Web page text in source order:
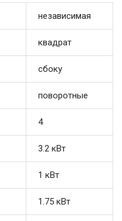
независимая
квадрат
сбоку
поворотные
4
3.2 кВт
1 кВт
1.75 кВт